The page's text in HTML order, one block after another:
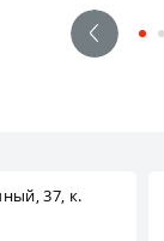
37, к.